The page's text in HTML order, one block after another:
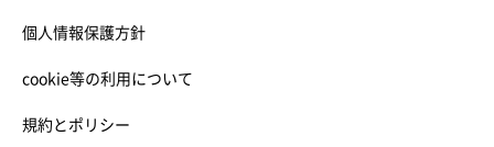
個人情報保護方針
cookie等の利用について
規約とポリシー